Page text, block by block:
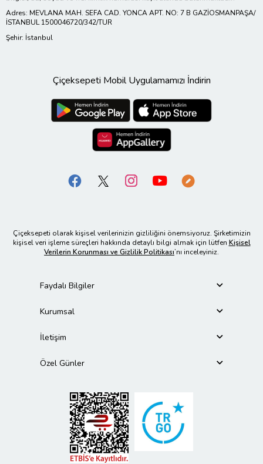
Adres: MEVLANA MAH. SEFA CAD. YONCA APT. NO: 7 B GAZİOSMANPAŞA/
İSTANBUL 1500046720/342/TUR
Şehir: İstanbul
Çiçeksepeti Mobil Uygulamamızı İndirin
Çiçeksepeti olarak kişisel verilerinizin gizliliğini önemsiyoruz. Şirketimizin
kişisel veri işleme süreçleri hakkında detaylı bilgi almak için lütfen Kişisel
Verilerin Korunması ve Gizlilik Politikası’nı inceleyiniz.
Faydalı Bilgiler
Kurumsal
İletişim
Özel Günler